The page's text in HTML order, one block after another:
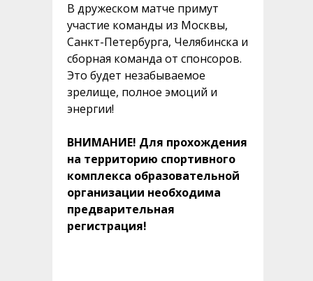
В дружеском матче примут
участие команды из Москвы,
Санкт-Петербурга, Челябинска и
сборная команда от спонсоров.
Это будет незабываемое
зрелище, полное эмоций и
энергии!
ВНИМАНИЕ! Для прохождения
на территорию спортивного
комплекса образовательной
организации необходима
предварительная
регистрация!